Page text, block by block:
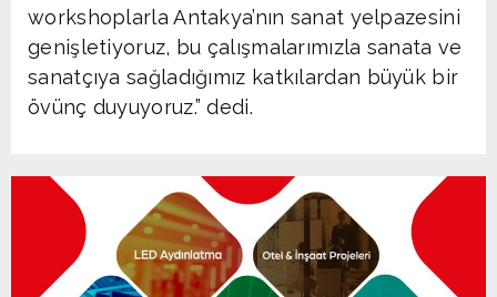
workshoplarla Antakya’nın sanat yelpazesini
genişletiyoruz, bu çalışmalarımızla sanata ve
sanatçıya sağladığımız katkılardan büyük bir
övünç duyuyoruz.” dedi.